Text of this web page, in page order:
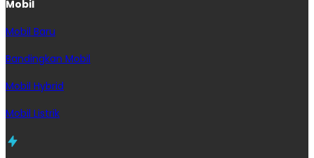
Mobil
Mobil Baru
Bandingkan Mobil
Mobil Hybrid
Mobil Listrik